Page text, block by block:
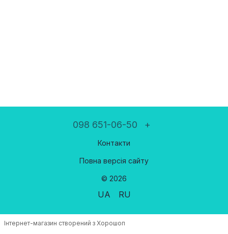
098 651-06-50 +
Контакти
Повна версія сайту
© 2026
UA RU
Інтернет-магазин створений з Хорошоп